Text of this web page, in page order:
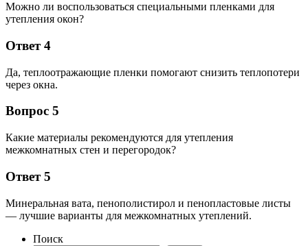
Можно ли воспользоваться специальными пленками для
утепления окон?
Ответ 4
Да, теплоотражающие пленки помогают снизить теплопотери
через окна.
Вопрос 5
Какие материалы рекомендуются для утепления
межкомнатных стен и перегородок?
Ответ 5
Минеральная вата, пенополистирол и пенопластовые листы
— лучшие варианты для межкомнатных утеплений.
Поиск